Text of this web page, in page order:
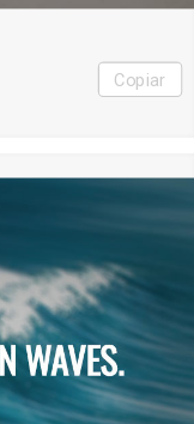
Copiar